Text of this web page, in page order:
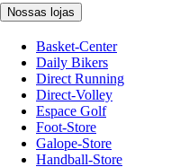
Nossas lojas
Basket-Center
Daily Bikers
Direct Running
Direct-Volley
Espace Golf
Foot-Store
Galope-Store
Handball-Store